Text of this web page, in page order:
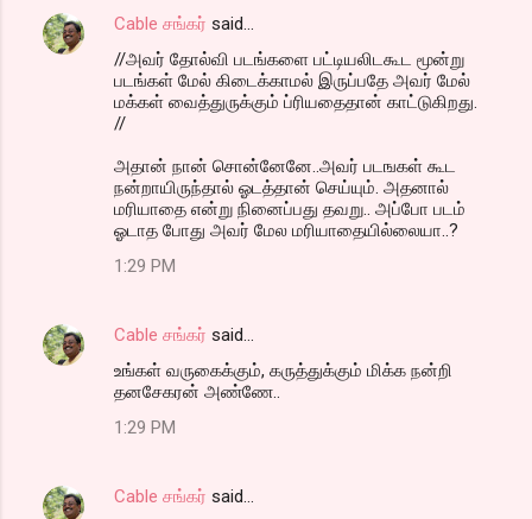
Cable சங்கர் said…
//அவர் தோல்வி படங்களை பட்டியலிடகூட மூன்று
படங்கள் மேல் கிடைக்காமல் இருப்பதே அவர் மேல்
மக்கள் வைத்துருக்கும் ப்ரியதைதான் காட்டுகிறது.
//
அதான் நான் சொன்னேனே..அவர் படஙகள் கூட
நன்றாயிருந்தால் ஓடத்தான் செய்யும். அதனால்
மரியாதை என்று நினைப்பது தவறு.. அப்போ படம்
ஓடாத போது அவர் மேல மரியாதையில்லையா..?
1:29 PM
Cable சங்கர் said…
உங்கள் வருகைக்கும், கருத்துக்கும் மிக்க நன்றி
தனசேகரன் அண்ணே..
1:29 PM
Cable சங்கர் said…